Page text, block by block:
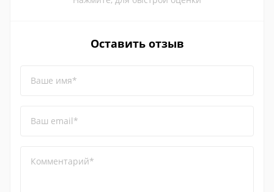
Оставить отзыв
Ваше имя*
Ваш email*
Комментарий*